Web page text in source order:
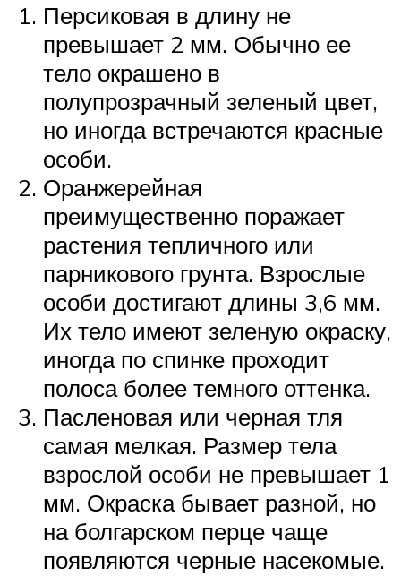
Персиковая в длину не
превышает 2 мм. Обычно ее
тело окрашено в
полупрозрачный зеленый цвет,
но иногда встречаются красные
особи.
Оранжерейная
преимущественно поражает
растения тепличного или
парникового грунта. Взрослые
особи достигают длины 3,6 мм.
Их тело имеют зеленую окраску,
иногда по спинке проходит
полоса более темного оттенка.
Пасленовая или черная тля
самая мелкая. Размер тела
взрослой особи не превышает 1
мм. Окраска бывает разной, но
на болгарском перце чаще
появляются черные насекомые.